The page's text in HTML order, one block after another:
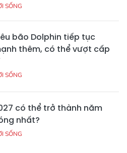
SỐNG
bão Dolphin tiếp tục
thêm, có thể vượt cấp
SỐNG
có thể trở thành năm
nhất?
SỐNG